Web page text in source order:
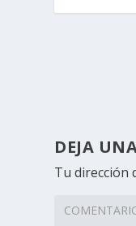
DEJA
Tu dirección